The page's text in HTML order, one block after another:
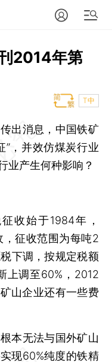
2014年第
T中
出消息，中国铁矿
”，并效仿煤炭行业
业产生何种影响？
收始于1984年，
征收范围为每吨2
下调，按规定税额
上调至60%，2012
山企业还有一些费
本无法与国外矿山
现60%纯度的铁精